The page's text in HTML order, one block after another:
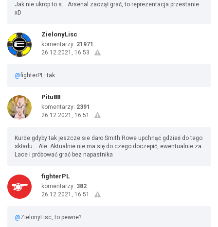
Jak nie ukrop to s... Arsenal zaczął grać, to reprezentacja przestanie
xD
ZielonyLisc
komentarzy: 21971
26.12.2021, 16:53
@fighterPL: tak
Pitu88
komentarzy: 2391
26.12.2021, 16:51
Kurde gdyby tak jeszcze sie dało Smith Rowe upchnąć gdzieś do tego
składu... Ale. Aktualnie nie ma się do czego doczepić, ewentualnie za
Lace i próbować grać bez napastnika
fighterPL
komentarzy: 382
26.12.2021, 16:51
@ZielonyLisc, to pewne?